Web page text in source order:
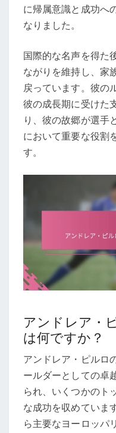
に帰属意識と成功へ
なりました。
国際的な名声を得た
ながりを維持し、家
戻っています。彼の
彼の成長期に受けた
り、彼の故郷が選手
において重要な役割
す。
アンドレア・
は何ですか？
アンドレア・ピルロ
ールダーとしての卓
られ、いくつかのト
な成功を収めていま
ら主要なヨーロッパ